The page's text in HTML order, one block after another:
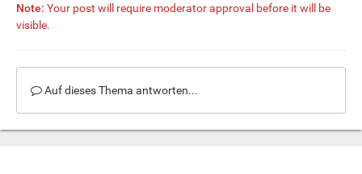
Note: Your post will require moderator approval before it will be
visible.
Auf dieses Thema antworten...